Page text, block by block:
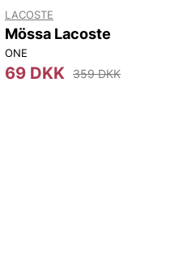
96 100
LACOSTE
Mössa Lacoste
ONE
69 DKK 359 DKK